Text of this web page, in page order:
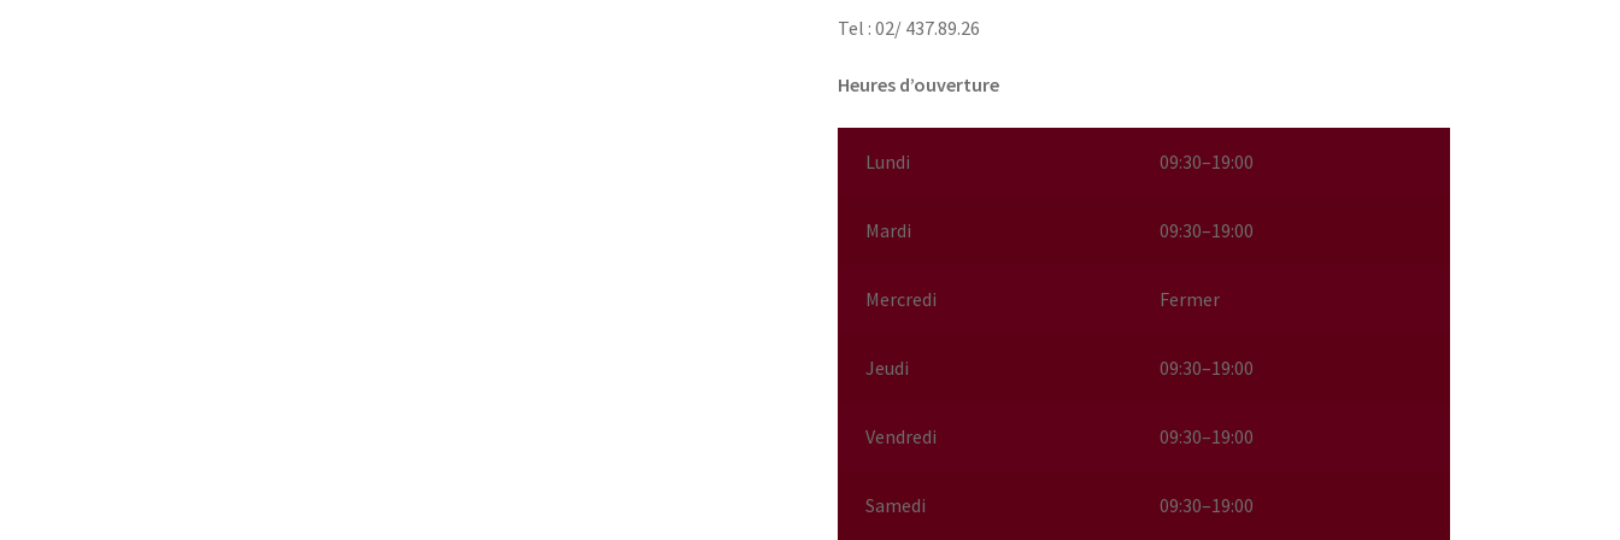
Tel : 02/ 437.89.26
Heures d’ouverture
Lundi 09:30–19:00
Mardi 09:30–19:00
Mercredi Fermer
Jeudi 09:30–19:00
Vendredi 09:30–19:00
Samedi 09:30–19:00